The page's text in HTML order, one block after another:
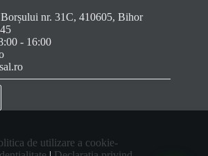
nr. 31C, 410605, Bihor
- 16:00
de utilizare a cookie-